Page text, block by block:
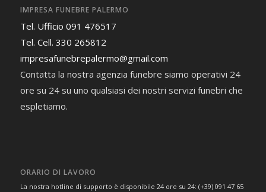
IMPRESA FUNEBRE PALERMO
Tel. Ufficio 091 476517
Tel. Cell. 330 265812
impresafunebrepalermo@gmail.com
Contatta la nostra agenzia funebre siamo operativi 24
ore su 24 su uno qualsiasi dei nostri servizi funebri che
espletiamo.
ORARIO DI LAVORO
La nostra hotline di supporto è disponibile 24 ore su 24: (+39) 091 47 65